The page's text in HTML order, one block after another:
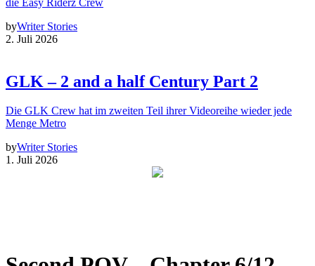
byWriter Stories
2. Juli 2026
GLK – 2 and a half Century Part 2
Die GLK Crew hat im zweiten Teil ihrer Videoreihe wieder jede
Menge Metro
byWriter Stories
1. Juli 2026